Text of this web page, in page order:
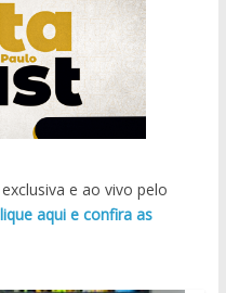
e ao vivo pelo
aqui e confira as